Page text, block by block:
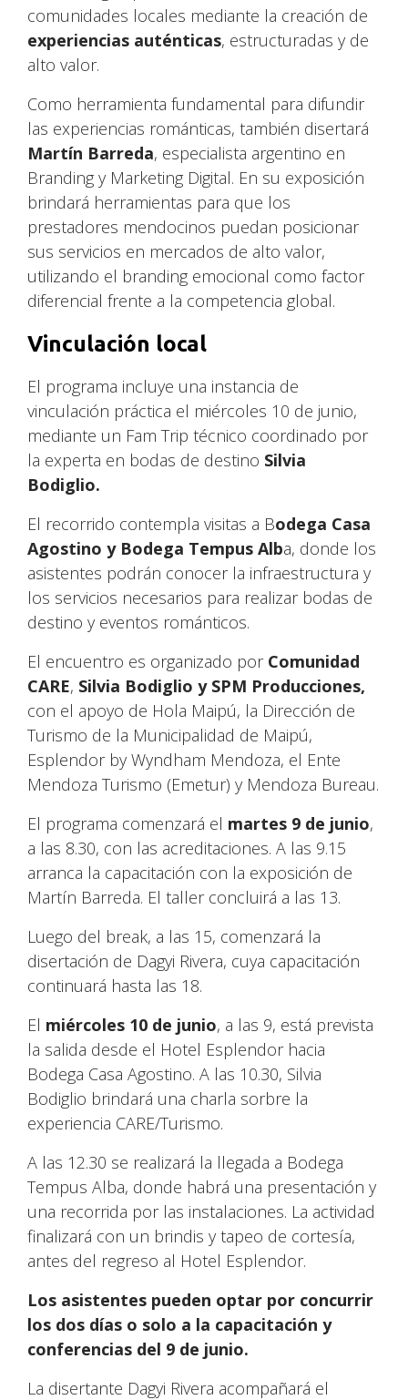
comunidades locales mediante la creación de
experiencias auténticas, estructuradas y de
alto valor.
Como herramienta fundamental para difundir
las experiencias románticas, también disertará
Martín Barreda, especialista argentino en
Branding y Marketing Digital. En su exposición
brindará herramientas para que los
prestadores mendocinos puedan posicionar
sus servicios en mercados de alto valor,
utilizando el branding emocional como factor
diferencial frente a la competencia global.
Vinculación local
El programa incluye una instancia de
vinculación práctica el miércoles 10 de junio,
mediante un Fam Trip técnico coordinado por
la experta en bodas de destino Silvia
Bodiglio.
El recorrido contempla visitas a Bodega Casa
Agostino y Bodega Tempus Alba, donde los
asistentes podrán conocer la infraestructura y
los servicios necesarios para realizar bodas de
destino y eventos románticos.
El encuentro es organizado por Comunidad
CARE, Silvia Bodiglio y SPM Producciones,
con el apoyo de Hola Maipú, la Dirección de
Turismo de la Municipalidad de Maipú,
Esplendor by Wyndham Mendoza, el Ente
Mendoza Turismo (Emetur) y Mendoza Bureau.
El programa comenzará el martes 9 de junio,
a las 8.30, con las acreditaciones. A las 9.15
arranca la capacitación con la exposición de
Martín Barreda. El taller concluirá a las 13.
Luego del break, a las 15, comenzará la
disertación de Dagyi Rivera, cuya capacitación
continuará hasta las 18.
El miércoles 10 de junio, a las 9, está prevista
la salida desde el Hotel Esplendor hacia
Bodega Casa Agostino. A las 10.30, Silvia
Bodiglio brindará una charla sorbre la
experiencia CARE/Turismo.
A las 12.30 se realizará la llegada a Bodega
Tempus Alba, donde habrá una presentación y
una recorrida por las instalaciones. La actividad
finalizará con un brindis y tapeo de cortesía,
antes del regreso al Hotel Esplendor.
Los asistentes pueden optar por concurrir
los dos días o solo a la capacitación y
conferencias del 9 de junio.
La disertante Dagyi Rivera acompañará el